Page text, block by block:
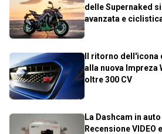
delle Supernaked
avanzata e
Il ritorno dell'icona
alla nuova Impreza
oltre 300 CV
La Dashcam in
Recensione